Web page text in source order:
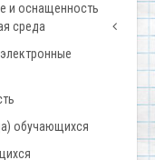
и оснащенность
среда
обучающихся